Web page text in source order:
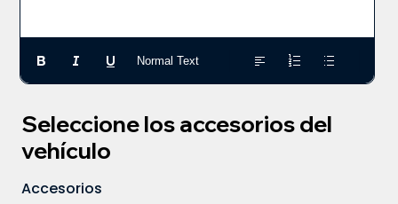
Normal Text
Seleccione los accesorios del
vehículo
Accesorios